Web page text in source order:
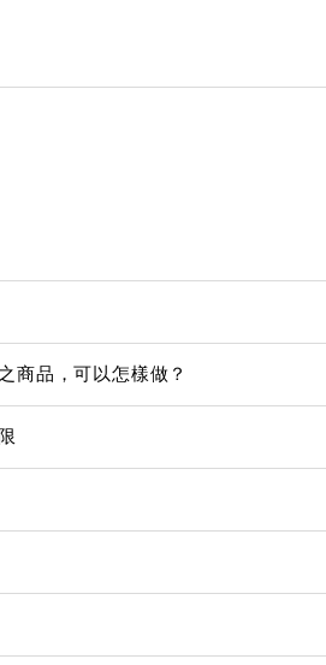
商品，可以怎樣做？